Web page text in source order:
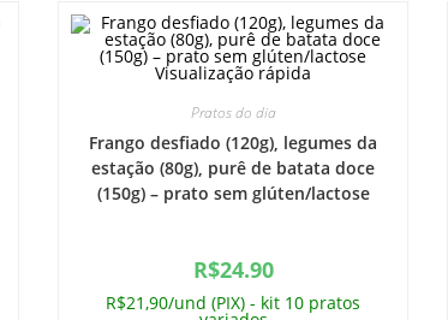
Visualização rápida
Pratos do dia
Frango desfiado (120g), legumes da
estação (80g), purê de batata doce
(150g) – prato sem glúten/lactose
R$24.90
R$21,90/und (PIX) - kit 10 pratos